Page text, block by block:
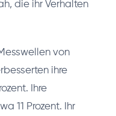
die ihr Verhalten
von
ihre
Ihre
11 Prozent. Ihr